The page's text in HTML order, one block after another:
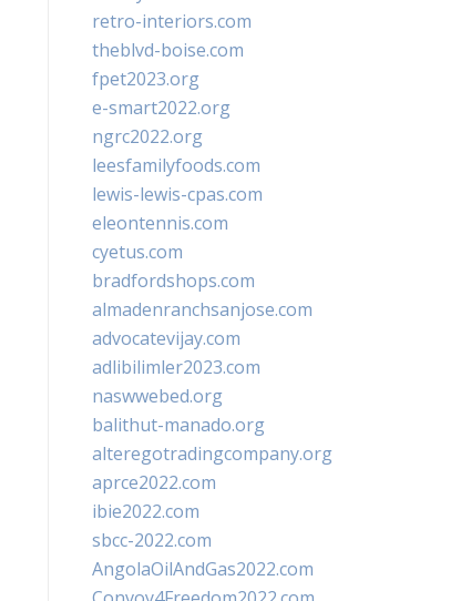
retro-interiors.com
theblvd-boise.com
fpet2023.org
e-smart2022.org
ngrc2022.org
leesfamilyfoods.com
lewis-lewis-cpas.com
eleontennis.com
cyetus.com
bradfordshops.com
almadenranchsanjose.com
advocatevijay.com
adlibilimler2023.com
naswwebed.org
balithut-manado.org
alteregotradingcompany.org
aprce2022.com
ibie2022.com
sbcc-2022.com
AngolaOilAndGas2022.com